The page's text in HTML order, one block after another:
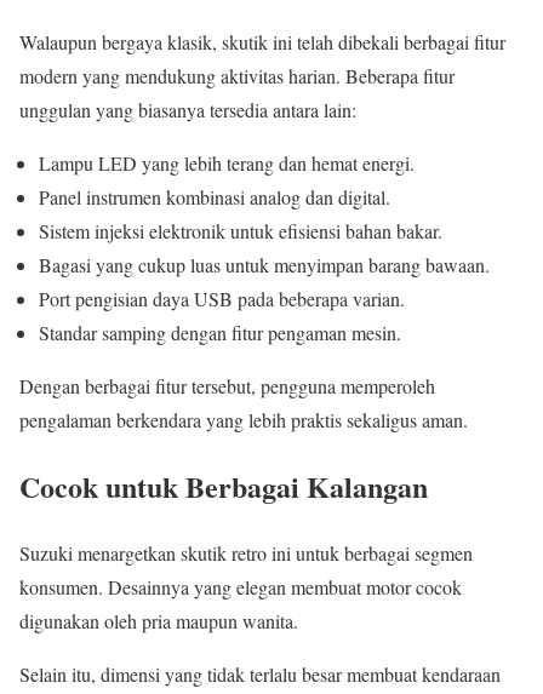
Walaupun bergaya klasik, skutik ini telah dibekali berbagai fitur
modern yang mendukung aktivitas harian. Beberapa fitur
unggulan yang biasanya tersedia antara lain:
Lampu LED yang lebih terang dan hemat energi.
Panel instrumen kombinasi analog dan digital.
Sistem injeksi elektronik untuk efisiensi bahan bakar.
Bagasi yang cukup luas untuk menyimpan barang bawaan.
Port pengisian daya USB pada beberapa varian.
Standar samping dengan fitur pengaman mesin.
Dengan berbagai fitur tersebut, pengguna memperoleh
pengalaman berkendara yang lebih praktis sekaligus aman.
Cocok untuk Berbagai Kalangan
Suzuki menargetkan skutik retro ini untuk berbagai segmen
konsumen. Desainnya yang elegan membuat motor cocok
digunakan oleh pria maupun wanita.
Selain itu, dimensi yang tidak terlalu besar membuat kendaraan